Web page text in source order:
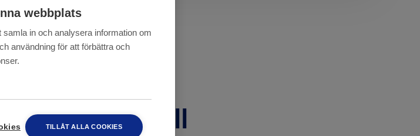
så går det till
webbplats
in och analysera information om
användning för att förbättra och
TILLÅT ALLA COOKIES